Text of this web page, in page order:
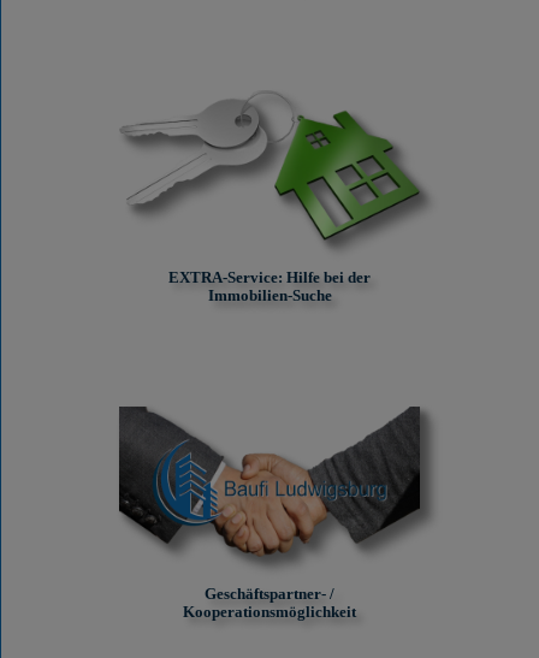
EXTRA-Service: Hilfe bei der
Immobilien-Suche
Geschäftspartner- /
Kooperationsmöglichkeit